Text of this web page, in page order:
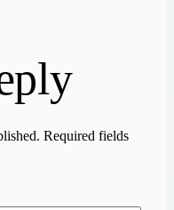
Required fields